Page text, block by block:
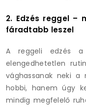
2. Edzés reggel –
fáradtabb leszel
A reggeli edzés a
elengedhetetlen
vághassanak neki a
hobbi, hanem úgy
mindig megfelelő